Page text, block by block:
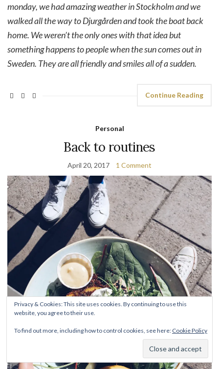
monday, we had amazing weather in Stockholm and we
walked all the way to Djurgården and took the boat back
home. We weren’t the only ones with that idea but
something happens to people when the sun comes out in
Sweden. They are all friendly and smiles all of a sudden.
Continue Reading
Personal
Back to routines
April 20, 2017 1 Comment
Privacy & Cookies: This site uses cookies. By continuing to use this
website, you agree to their use.
To find out more, including how to control cookies, see here: Cookie Policy